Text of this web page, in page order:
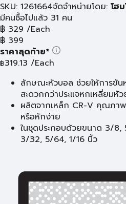
SKU: 1261664จัดจำหน่ายโดย: โฮ
มีคนซื้อไปแล้ว 31 คน
฿ 329 /Each
฿ 399
ราคาสุดท้าย*
฿319.13 /Each
ลักษณะหัวบอล ช่วยให้การขัน
สะดวกกว่าประแจหกเหลี่ยมหัว
ผลิตจากเหล็ก CR-V คุณภา
หรือหักง่าย
ในชุดประกอบด้วยขนาด 3/
3/32, 5/64, 1/16 นิ้ว